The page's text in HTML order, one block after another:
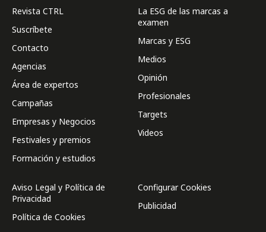
Revista CTRL
Suscríbete
Contacto
Agencias
Área de expertos
Campañas
Empresas y Negocios
Festivales y premios
Formación y estudios
La ESG de las marcas a
examen
Marcas y ESG
Medios
Opinión
Profesionales
Targets
Videos
Aviso Legal y Política de
Privacidad
Política de Cookies
Configurar Cookies
Publicidad